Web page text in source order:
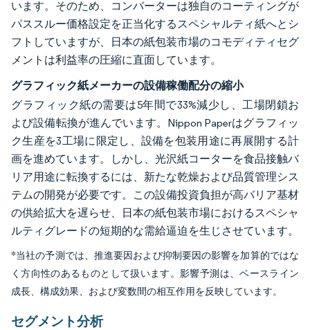
います。そのため、コンバーターは独自のコーティングが
パススルー価格設定を正当化するスペシャルティ紙へとシ
フトしていますが、日本の紙包装市場のコモディティセグ
メントは利益率の圧縮に直面しています。
グラフィック紙メーカーの設備稼働配分の縮小
グラフィック紙の需要は5年間で33%減少し、工場閉鎖お
よび設備転換が進んでいます。Nippon Paperはグラフィッ
ク生産を3工場に限定し、設備を包装用途に再展開する計
画を進めています。しかし、光沢紙コーターを食品接触バ
リア用途に転換するには、新たな乾燥および品質管理シス
テムの開発が必要です。この設備投資負担が高バリア基材
の供給拡大を遅らせ、日本の紙包装市場におけるスペシャ
ルティグレードの短期的な需給逼迫を生じさせています。
*当社の予測では、推進要因および抑制要因の影響を加算的ではな
く方向性のあるものとして扱います。影響予測は、ベースライン
成長、構成効果、および変数間の相互作用を反映しています。
セグメント分析